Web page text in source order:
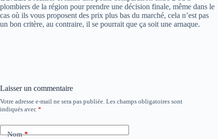
plombiers de la région pour prendre une décision finale, même dans le
cas où ils vous proposent des prix plus bas du marché, cela n’est pas
un bon critère, au contraire, il se pourrait que ça soit une arnaque.
Laisser un commentaire
Votre adresse e-mail ne sera pas publiée. Les champs obligatoires sont
indiqués avec *
Nom*